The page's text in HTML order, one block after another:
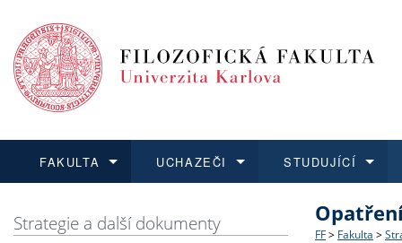
FAKULTA
Struktura
UCHAZEČI
Co
STUDUJÍCÍ
O vědě a
Aktuální
Strategie a další dokumenty FF > Fakulta >